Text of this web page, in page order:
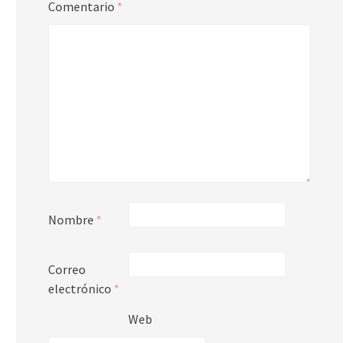
Comentario *
Nombre *
Correo
electrónico *
Web